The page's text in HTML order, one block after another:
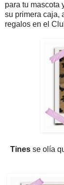
para tu mascota
su primera caja,
regalos en el
Tinesse olía